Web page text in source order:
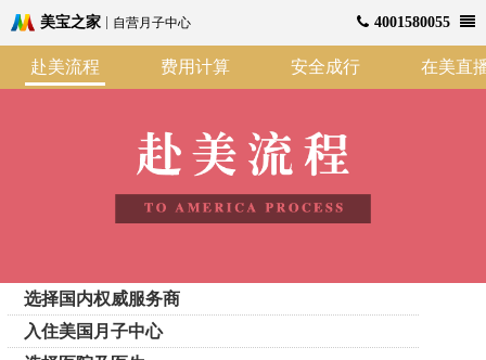
美宝之家 自营月子中心 4001580055
赴美流程 费用计算 安全成行 在美直
选择国内权威服务商
入住美国月子中心